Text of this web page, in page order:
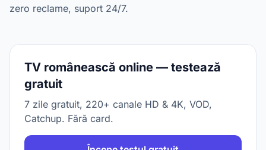
zero reclame, suport 24/7.
TV românească online — testează
gratuit
7 zile gratuit, 220+ canale HD & 4K, VOD,
Catchup. Fără card.